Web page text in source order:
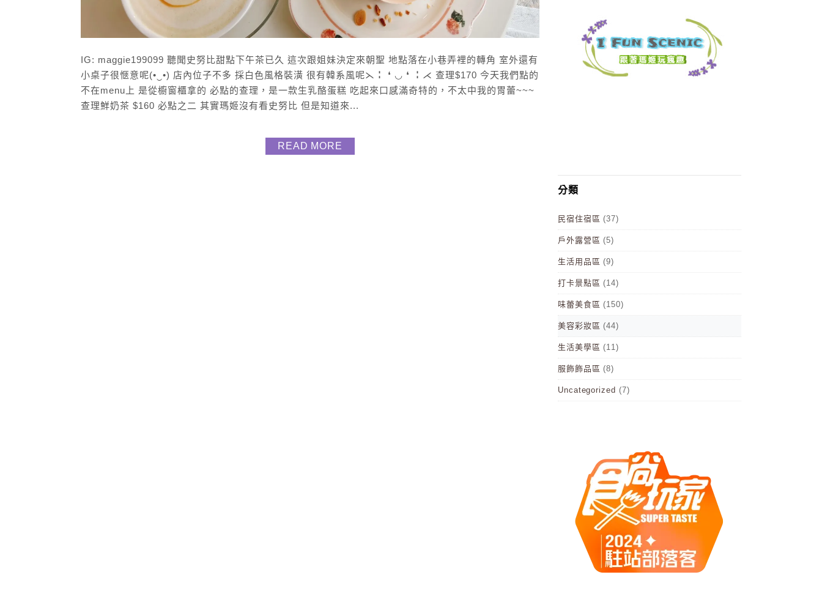
IG: maggie199099 聽聞史努比甜點下午茶已久 這次跟姐妹決定來朝聖 地點落在小巷弄裡的轉角 室外還有
小桌子很愜意呢(•‿•) 店內位子不多 採白色風格裝潢 很有韓系風呢⋋╏ ❛ ◡ ❛ ╏⋌ 查理$170 今天我們點的
不在menu上 是從櫥窗櫃拿的 必點的查理，是一款生乳酪蛋糕 吃起來口感滿奇特的，不太中我的胃蕾~~~
查理鮮奶茶 $160 必點之二 其實瑪姬沒有看史努比 但是知道來...
READ MORE
分類
民宿住宿區 (37)
戶外露營區 (5)
生活用品區 (9)
打卡景點區 (14)
味蕾美食區 (150)
美容彩妝區 (44)
生活美學區 (11)
服飾飾品區 (8)
Uncategorized (7)